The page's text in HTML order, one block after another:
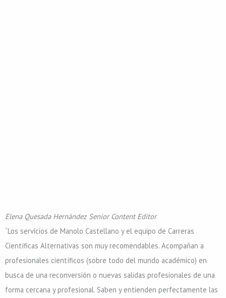
Elena Quesada Hernández Senior Content Editor
“Los servicios de Manolo Castellano y el equipo de Carreras
Científicas Alternativas son muy recomendables. Acompañan a
profesionales científicos (sobre todo del mundo académico) en
busca de una reconversión o nuevas salidas profesionales de una
forma cercana y profesional. Saben y entienden perfectamente las